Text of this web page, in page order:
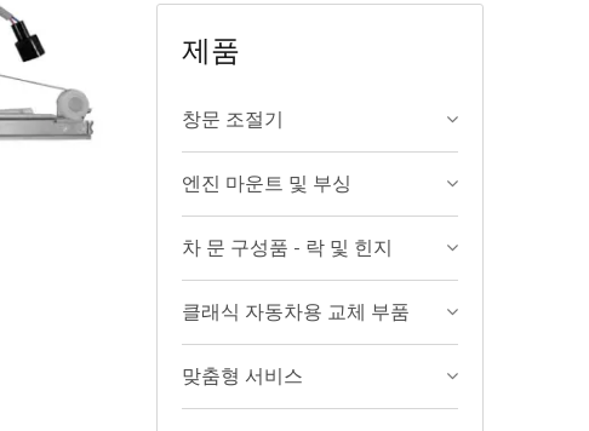
제품
창문 조절기
엔진 마운트 및 부싱
차 문 구성품 - 락 및 힌지
클래식 자동차용 교체 부품
맞춤형 서비스